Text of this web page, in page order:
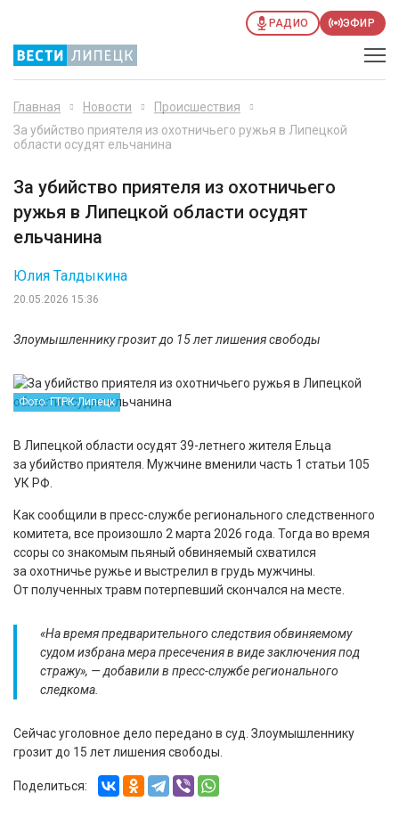
РАДИО ЭФИР
Главная Новости
Происшествия
За убийство приятеля из охотничьего ружья в Липецкой
области осудят ельчанина
За убийство приятеля из охотничьего
ружья в Липецкой области осудят
ельчанина
20.05.2026 15:36
Юлия Талдыкина
Злоумышленнику грозит до 15 лет лишения свободы
Фото: ГТРК Липецк
В Липецкой области осудят 39-летнего жителя Ельца
за убийство приятеля. Мужчине вменили часть 1 статьи 105
УК РФ.
Как сообщили в пресс-службе регионального следственного
комитета, все произошло 2 марта 2026 года. Тогда во время
ссоры со знакомым пьяный обвиняемый схватился
за охотничье ружье и выстрелил в грудь мужчины.
От полученных травм потерпевший скончался на месте.
«На время предварительного следствия обвиняемому
судом избрана мера пресечения в виде заключения под
стражу», — добавили в пресс-службе регионального
следкома.
Сейчас уголовное дело передано в суд. Злоумышленнику
грозит до 15 лет лишения свободы.
Поделиться: